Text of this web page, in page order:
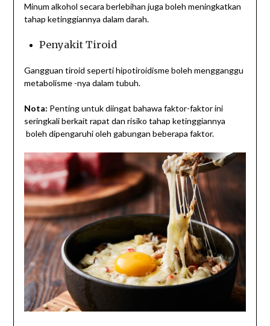
Minum alkohol secara berlebihan juga boleh meningkatkan
tahap ketinggiannya dalam darah.
Penyakit Tiroid
Gangguan tiroid seperti hipotiroidisme boleh mengganggu
metabolisme -nya dalam tubuh.
Nota: Penting untuk diingat bahawa faktor-faktor ini
seringkali berkait rapat dan risiko tahap ketinggiannya
boleh dipengaruhi oleh gabungan beberapa faktor.